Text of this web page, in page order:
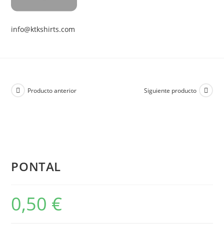
info@ktkshirts.com
Producto anterior Siguiente producto
PONTAL
0,50 €